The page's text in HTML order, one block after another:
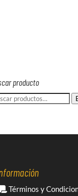
producto
Términos y